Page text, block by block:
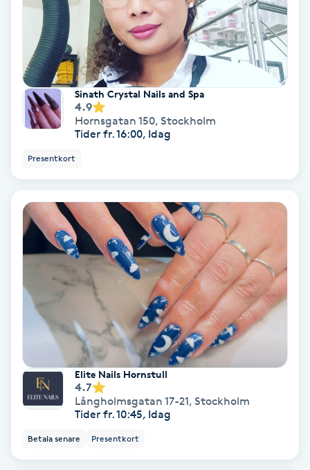
Paraffinbehandling
Pedikyr
Pensionärklippning
Permanent ögonbrynsmakeup
Personal shopper
Personlig tränare
Picolaser
Piercing
Pigmentbehandling
Pigmentfläckar
Sinath Crystal Nails and Spa
4.9
Hornsgatan 150, Stockholm
Tider fr. 16:00, Idag
Presentkort
Elite Nails Hornstull
4.7
Långholmsgatan 17-21, Stockholm
Tider fr. 10:45, Idag
Betala senare Presentkort